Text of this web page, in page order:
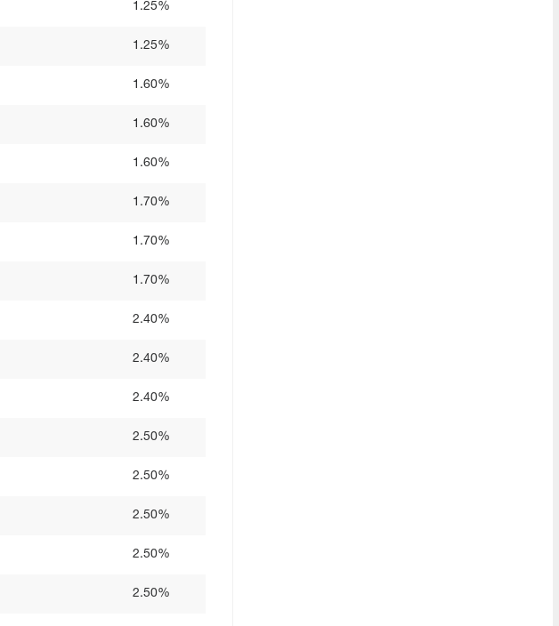
1.25%
1.25%
1.60%
1.60%
1.60%
1.70%
1.70%
1.70%
2.40%
2.40%
2.40%
2.50%
2.50%
2.50%
2.50%
2.50%